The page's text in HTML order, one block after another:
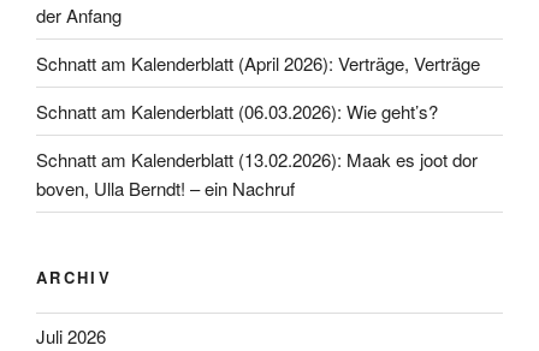
der Anfang
Schnatt am Kalenderblatt (April 2026): Verträge, Verträge
Schnatt am Kalenderblatt (06.03.2026): Wie geht’s?
Schnatt am Kalenderblatt (13.02.2026): Maak es joot dor
boven, Ulla Berndt! – ein Nachruf
ARCHIV
Juli 2026